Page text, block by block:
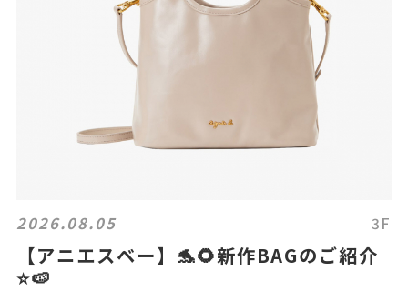
2026.08.05 3F
【アニエスベー】🐬🌻新作BAGのご紹介
⭐️🍉